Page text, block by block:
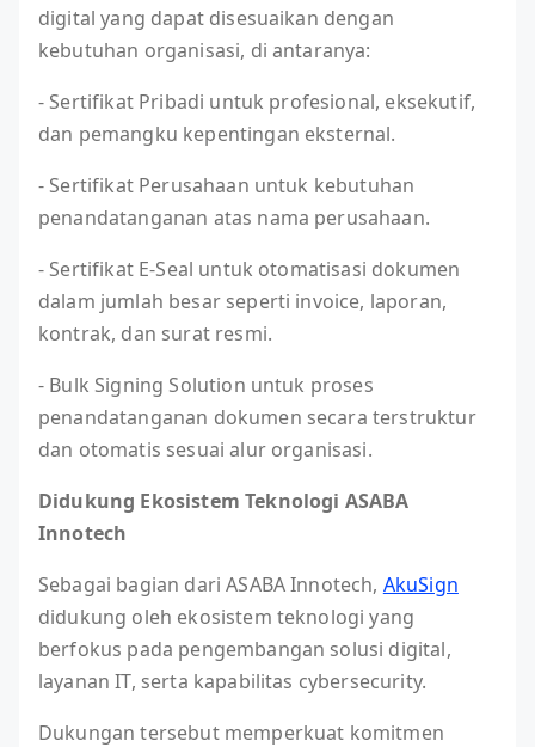
digital yang dapat disesuaikan dengan
kebutuhan organisasi, di antaranya:
- Sertifikat Pribadi untuk profesional, eksekutif,
dan pemangku kepentingan eksternal.
- Sertifikat Perusahaan untuk kebutuhan
penandatanganan atas nama perusahaan.
- Sertifikat E-Seal untuk otomatisasi dokumen
dalam jumlah besar seperti invoice, laporan,
kontrak, dan surat resmi.
- Bulk Signing Solution untuk proses
penandatanganan dokumen secara terstruktur
dan otomatis sesuai alur organisasi.
Didukung Ekosistem Teknologi ASABA
Innotech
Sebagai bagian dari ASABA Innotech, AkuSign
didukung oleh ekosistem teknologi yang
berfokus pada pengembangan solusi digital,
layanan IT, serta kapabilitas cybersecurity.
Dukungan tersebut memperkuat komitmen